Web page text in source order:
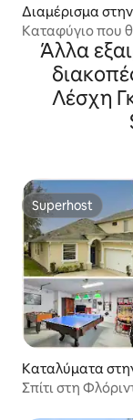
Διαμέρισμα
Καταφύγιο που
Άλλα
Λέσχη
Superhost
Superhost
Καταλύματα
Σπίτι στη